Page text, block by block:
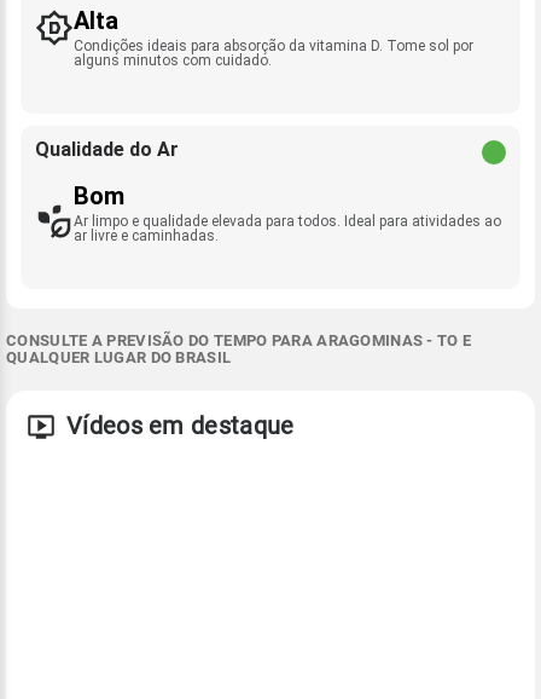
Alta
Condições ideais para absorção da vitamina D. Tome sol por
alguns minutos com cuidado.
Qualidade do Ar
Bom
Ar limpo e qualidade elevada para todos. Ideal para atividades ao
ar livre e caminhadas.
CONSULTE A PREVISÃO DO TEMPO PARA ARAGOMINAS - TO E
QUALQUER LUGAR DO BRASIL
Vídeos em destaque